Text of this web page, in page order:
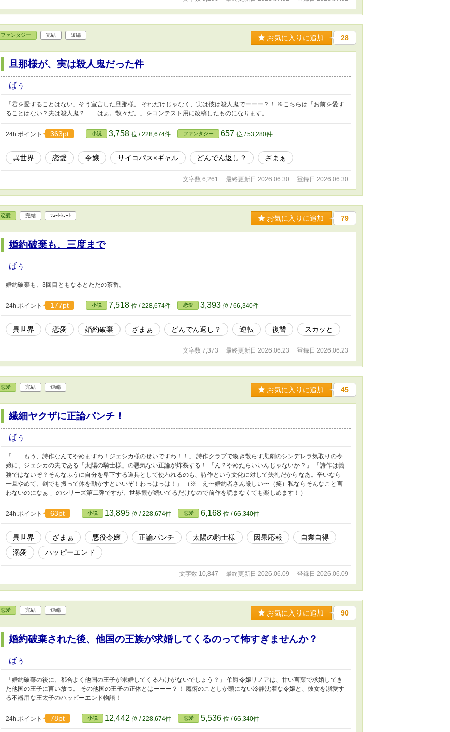
ファンタジー 完結 短編 お気に入りに追加 28
旦那様が、実は殺人鬼だった件
ばぅ
「君を愛することはない」そう宣言した旦那様。 それだけじゃなく、実は彼は殺人鬼でーーー？！ ※こちらは「お前を愛す
ることはない？夫は殺人鬼？……はぁ。散々だ。」をコンテスト用に改稿したものになります。
24h.ポイント 363pt 小説 3,758 位 / 228,674件 ファンタジー 657 位 / 53,280件
異世界 恋愛 令嬢 サイコパス×ギャル どんでん返し？ ざまぁ
文字数 6,261 最終更新日 2026.06.30 登録日 2026.06.30
恋愛 完結 ｼｮｰﾄｼｮｰﾄ お気に入りに追加 79
婚約破棄も、三度まで
ばぅ
婚約破棄も、3回目ともなるとただの茶番。
24h.ポイント 177pt 小説 7,518 位 / 228,674件 恋愛 3,393 位 / 66,340件
異世界 恋愛 婚約破棄 ざまぁ どんでん返し？ 逆転 復讐 スカッと
文字数 7,373 最終更新日 2026.06.23 登録日 2026.06.23
恋愛 完結 短編 お気に入りに追加 45
繊細ヤクザに正論パンチ！
ばぅ
「……もう、詩作なんてやめますわ！ジェシカ様のせいですわ！！」 詩作クラブで喚き散らす悲劇のシンデレラ気取りの令
嬢に、ジェシカの夫である「太陽の騎士様」の悪気ない正論が炸裂する！ 「ん？やめたらいいんじゃないか？」 「詩作は義
務ではないぞ？そんなふうに自分を卑下する道具として使われるのも、詩作という文化に対して失礼だからなあ。辛いなら
一旦やめて、剣でも振って体を動かすといいぞ！わっはっは！」 （※「え〜婚約者さん厳しい〜（笑）私ならそんなこと言
わないのになぁ 」のシリーズ第二弾ですが、世界観が続いてるだけなので前作を読まなくても楽しめます！）
24h.ポイント 63pt 小説 13,895 位 / 228,674件 恋愛 6,168 位 / 66,340件
異世界 ざまぁ 悪役令嬢 正論パンチ 太陽の騎士様 因果応報
自業自得
溺愛
ハッピーエンド
文字数 10,847 最終更新日 2026.06.09 登録日 2026.06.09
恋愛 完結 短編 お気に入りに追加 90
婚約破棄された後、他国の王族が求婚してくるのって怖すぎませんか？
ばぅ
「婚約破棄の後に、都合よく他国の王子が求婚してくるわけがないでしょう？」 伯爵令嬢リノアは、甘い言葉で求婚してき
た他国の王子に言い放つ。 その他国の王子の正体とはーーー？！ 魔術のことしか頭にない冷静沈着な令嬢と、彼女を溺愛す
る不器用な王太子のハッピーエンド物語！
24h.ポイント 78pt 小説 12,442 位 / 228,674件 恋愛 5,536 位 / 66,340件